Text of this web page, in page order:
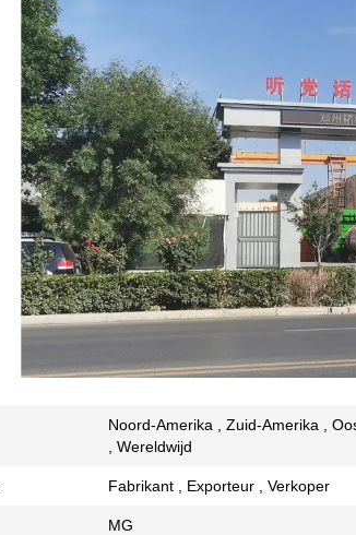
Noord-Amerika , Zuid-Amerika ,
, Wereldwijd
Fabrikant , Exporteur , Verkoper
MG